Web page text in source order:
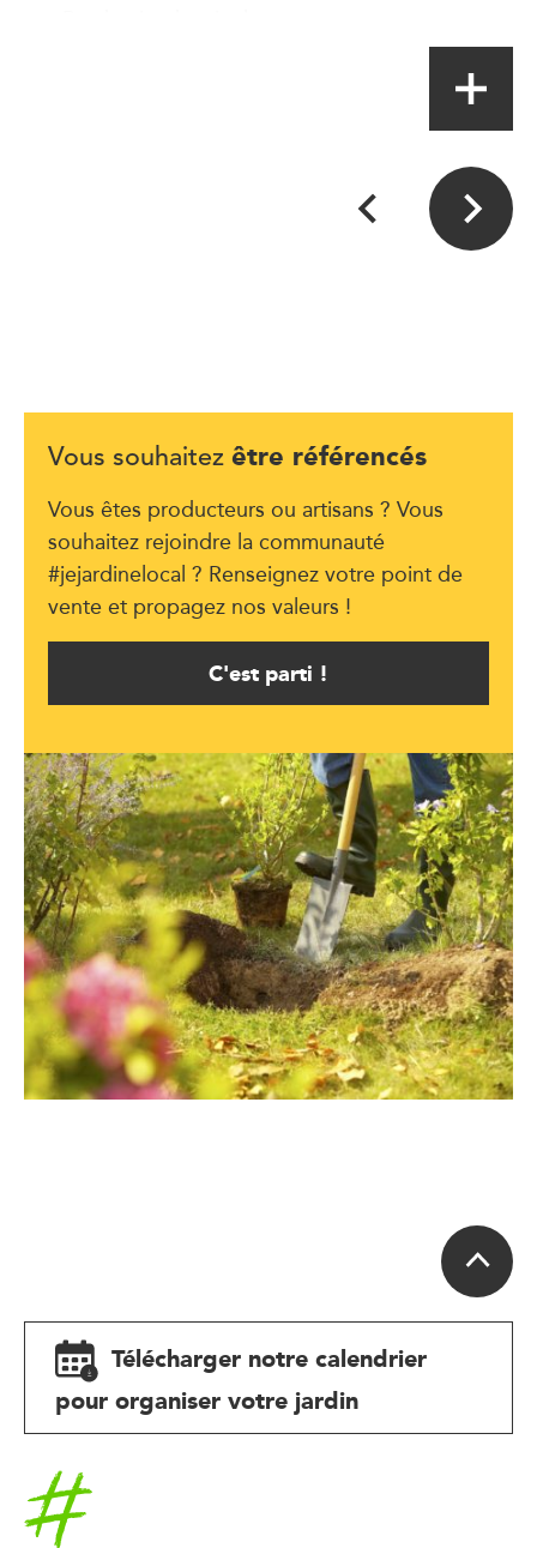
Vous souhaitez être référencés
Vous êtes producteurs ou artisans ? Vous
souhaitez rejoindre la communauté
#jejardinelocal ? Renseignez votre point de
vente et propagez nos valeurs !
C'est parti !
Télécharger notre calendrier
pour organiser votre jardin
Accueil